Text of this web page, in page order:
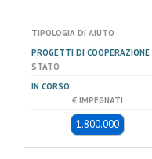
TIPOLOGIA DI AIUTO
PROGETTI DI COOPERAZIONE
STATO
IN CORSO
€ IMPEGNATI
1.800.000